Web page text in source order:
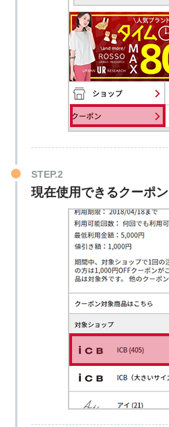
STEP.2
現在使用できるクーポン